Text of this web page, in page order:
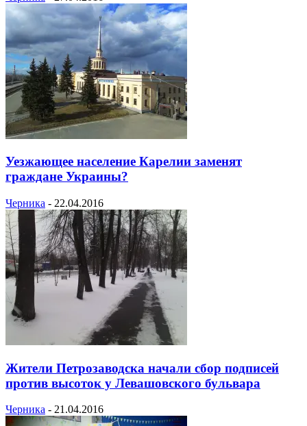
Уезжающее население Карелии заменят
граждане Украины?
Черника - 22.04.2016
Жители Петрозаводска начали сбор подписей
против высоток у Левашовского бульвара
Черника - 21.04.2016